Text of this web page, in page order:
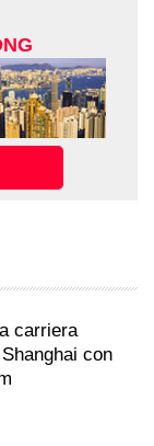
carriera
con